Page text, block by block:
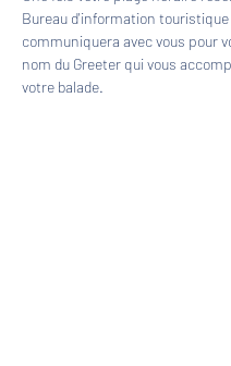
Bureau d'information touristique
communiquera avec vous pour
nom du Greeter qui vous
votre balade.